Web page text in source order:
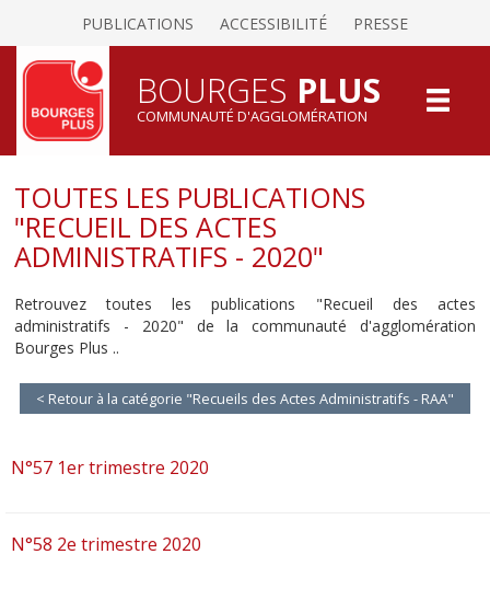
PUBLICATIONS ACCESSIBILITÉ PRESSE
BOURGES PLUS
COMMUNAUTÉ D'AGGLOMÉRATION
TOUTES LES PUBLICATIONS
"RECUEIL DES ACTES
ADMINISTRATIFS - 2020"
Retrouvez toutes les publications "Recueil des actes
administratifs - 2020" de la communauté d'agglomération
Bourges Plus ..
< Retour à la catégorie "Recueils des Actes Administratifs - RAA"
N°57 1er trimestre 2020
N°58 2e trimestre 2020